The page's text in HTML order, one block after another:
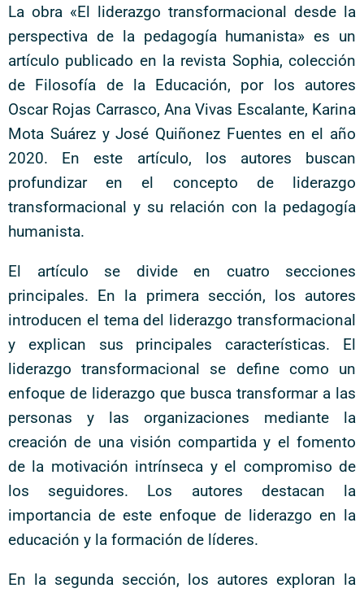
La obra «El liderazgo transformacional desde la
perspectiva de la pedagogía humanista» es un
artículo publicado en la revista Sophia, colección
de Filosofía de la Educación, por los autores
Oscar Rojas Carrasco, Ana Vivas Escalante, Karina
Mota Suárez y José Quiñonez Fuentes en el año
2020. En este artículo, los autores buscan
profundizar en el concepto de liderazgo
transformacional y su relación con la pedagogía
humanista.
El artículo se divide en cuatro secciones
principales. En la primera sección, los autores
introducen el tema del liderazgo transformacional
y explican sus principales características. El
liderazgo transformacional se define como un
enfoque de liderazgo que busca transformar a las
personas y las organizaciones mediante la
creación de una visión compartida y el fomento
de la motivación intrínseca y el compromiso de
los seguidores. Los autores destacan la
importancia de este enfoque de liderazgo en la
educación y la formación de líderes.
En la segunda sección, los autores exploran la